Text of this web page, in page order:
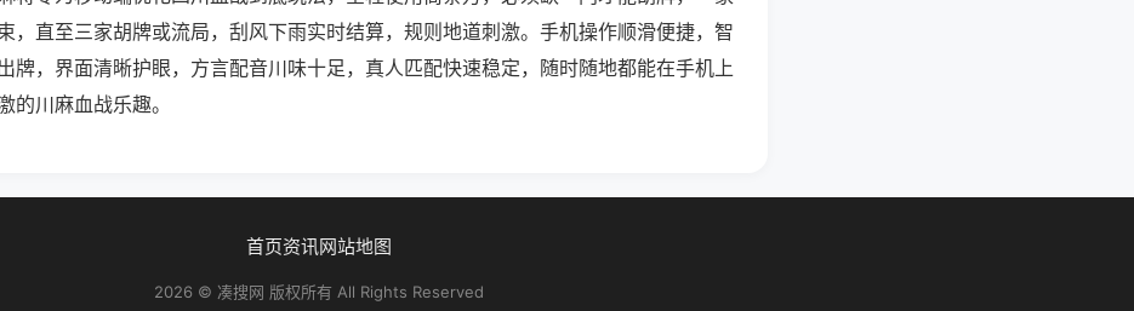
，直至三家胡牌或流局，刮风下雨实时结算，规则地道刺激。手机操作顺滑便捷，智
牌，界面清晰护眼，方言配音川味十足，真人匹配快速稳定，随时随地都能在手机上
的川麻血战乐趣。
首页资讯网站地图
2026 © 凑搜网 版权所有 All Rights Reserved